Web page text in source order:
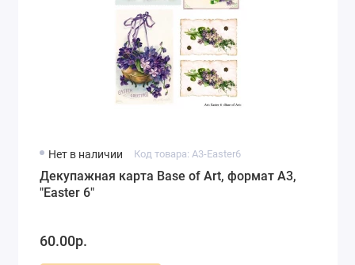
Нет в наличии Код товара: A3-Easter6
Декупажная карта Base of Art, формат А3,
"Easter 6"
60.00р.